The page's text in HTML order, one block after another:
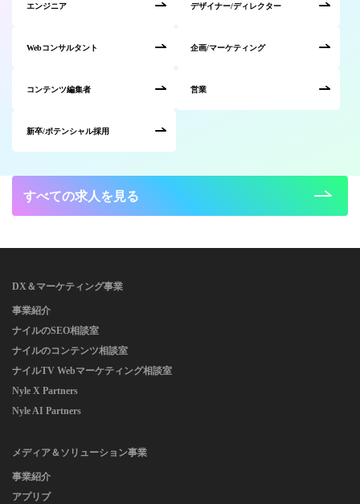
エンジニア デザイナー/ディレクター
Webコンサルタント 企画/マーケティング
コンテンツ編集者 営業
新卒/ポテンシャル採用
すべての求人を見る
DX＆マーケティング事業
事業紹介
ナイルのSEO相談室
ナイルのコンテンツ相談室
ナイルTV Webマーケティング相談室
Nyle X Partners
Nyle AI Partners
メディア＆ソリューション事業
事業紹介
アプリブ